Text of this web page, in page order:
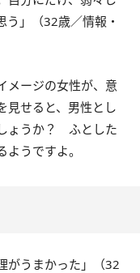
う」（32歳／情報・
メージの女性が、意
見せると、男性とし
ょうか？ ふとした
うですよ。
がうまかった」（32